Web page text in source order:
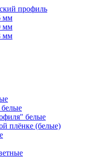
профиль
мм
мм
мм
белые
плёнке (белые)